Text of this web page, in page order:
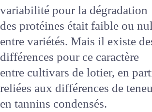
les espèces avec tannins
et coronille). Pour la luzerne et
trèfle blanc, la variabilité pour
dégradation des protéines était
faible ou nulle entre variétés.
Mais il existe des différences
pour ce caractère entre